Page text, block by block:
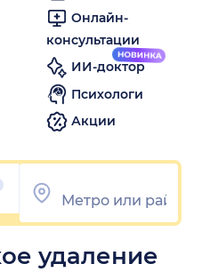
Онлайн-
консультации
ИИ-доктор
Психологи
Акции
удаление